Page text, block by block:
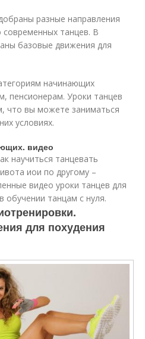
разные направления
современных танцев. В
базовые движения для
начинающих
пенсионерам. Уроки танцев
что вы можете заниматься
условиях.
видео
научиться танцевать
иои по другому –
видео уроки танцев для
танцам с нуля.
для похудения